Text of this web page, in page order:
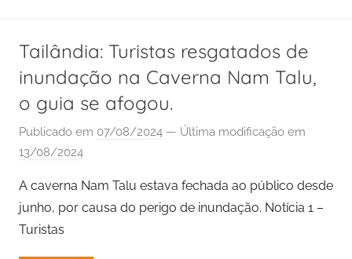
Tailândia: Turistas resgatados de
inundação na Caverna Nam Talu,
o guia se afogou.
Publicado em 07/08/2024 — Última modificação em
13/08/2024
A caverna Nam Talu estava fechada ao público desde
junho, por causa do perigo de inundação. Notícia 1 –
Turistas